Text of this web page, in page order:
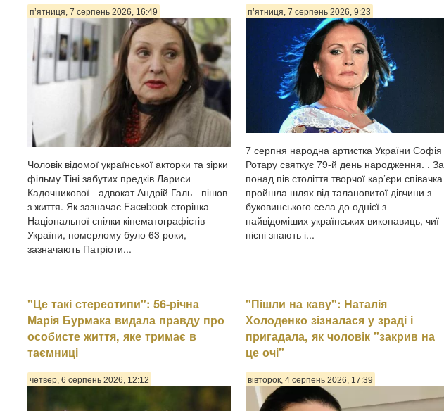
п’ятниця, 7 серпень 2026, 16:49
Чоловік відомої української акторки та зірки
фільму Тіні забутих предків Лариси
Кадочникової - адвокат Андрій Галь - пішов
з життя. Як зазначає Facebook-сторінка
Національної спілки кінематографістів
України, померлому було 63 роки,
зазначають Патріоти...
п’ятниця, 7 серпень 2026, 9:23
7 серпня народна артистка України Софія
Ротару святкує 79-й день народження. . За
понад пів століття творчої кар’єри співачка
пройшла шлях від талановитої дівчини з
буковинського села до однієї з
найвідоміших українських виконавиць, чиї
пісні знають і...
"Це такі стереотипи": 56-річна
Марія Бурмака видала правду про
особисте життя, яке тримає в
таємниці
четвер, 6 серпень 2026, 12:12
"Пішли на каву": Наталія
Холоденко зізналася у зраді і
пригадала, як чоловік "закрив на
це очі"
вівторок, 4 серпень 2026, 17:39